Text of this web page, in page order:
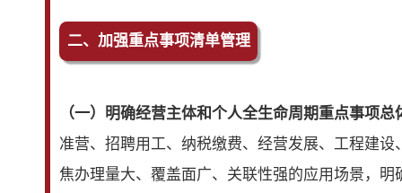
二、加强重点事项清单管理
（一）明确经营主体和个人全生命周期重点事项总
准营、招聘用工、纳税缴费、经营发展、工程建
焦办理量大、覆盖面广、关联性强的应用场景，